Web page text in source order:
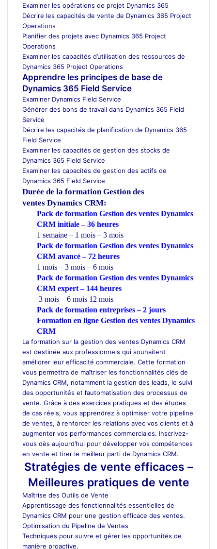
Examiner les opérations de projet Dynamics 365
Décrire les capacités de vente de Dynamics 365 Project
Operations
Planifier des projets avec Dynamics 365 Project
Operations
Examiner les capacités d’utilisation des ressources de
Dynamics 365 Project Operations
Apprendre les principes de base de
Dynamics 365 Field Service
Examiner Dynamics Field Service
Générer des bons de travail dans Dynamics 365 Field
Service
Décrire les capacités de planification de Dynamics 365
Field Service
Examiner les capacités de gestion des stocks de
Dynamics 365 Field Service
Examiner les capacités de gestion des actifs de
Dynamics 365 Field Service
Durée de la formationGestion des
ventes Dynamics CRM:
Pack de formation Gestion des ventes Dynamics
CRM initiale – 36 heures
1 semaine – 1 mois – 3 mois
Pack de formation Gestion des ventes Dynamics
CRM avancé – 72 heures
1 mois – 3 mois – 6 mois
Pack de formation Gestion des ventes Dynamics
CRM expert – 144 heures
3 mois – 6 mois 12 mois
Pack de formation entreprises– 2 jours
Formation en ligne Gestion des ventes Dynamics
CRM
La formation sur la gestion des ventes Dynamics CRM
est destinée aux professionnels qui souhaitent
améliorer leur efficacité commerciale. Cette formation
vous permettra de maîtriser les fonctionnalités clés de
Dynamics CRM, notamment la gestion des leads, le suivi
des opportunités et l’automatisation des processus de
vente. Grâce à des exercices pratiques et des études
de cas réels, vous apprendrez à optimiser votre pipeline
de ventes, à renforcer les relations avec vos clients et à
augmenter vos performances commerciales. Inscrivez-
vous dès aujourd’hui pour développer vos compétences
en vente et tirer le meilleur parti de Dynamics CRM.
Stratégies de vente efficaces –
Meilleures pratiques de vente
Maîtrise des Outils de Vente
Apprentissage des fonctionnalités essentielles de
Dynamics CRM pour une gestion efficace des ventes.
Optimisation du Pipeline de Ventes
Techniques pour suivre et gérer les opportunités de
manière proactive.